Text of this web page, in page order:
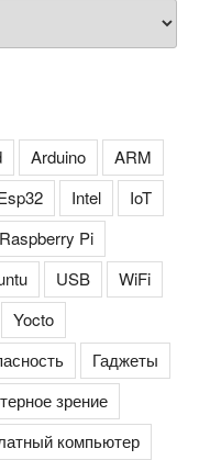
Arduino
ARM
Intel
IoT
Raspberry Pi
USB
WiFi
Yocto
Гаджеты
зрение
компьютер